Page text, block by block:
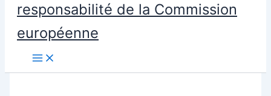
responsabilité de la Commission
européenne